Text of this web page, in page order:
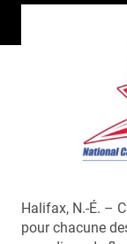
Halifax, N.-É. –
pour chacune